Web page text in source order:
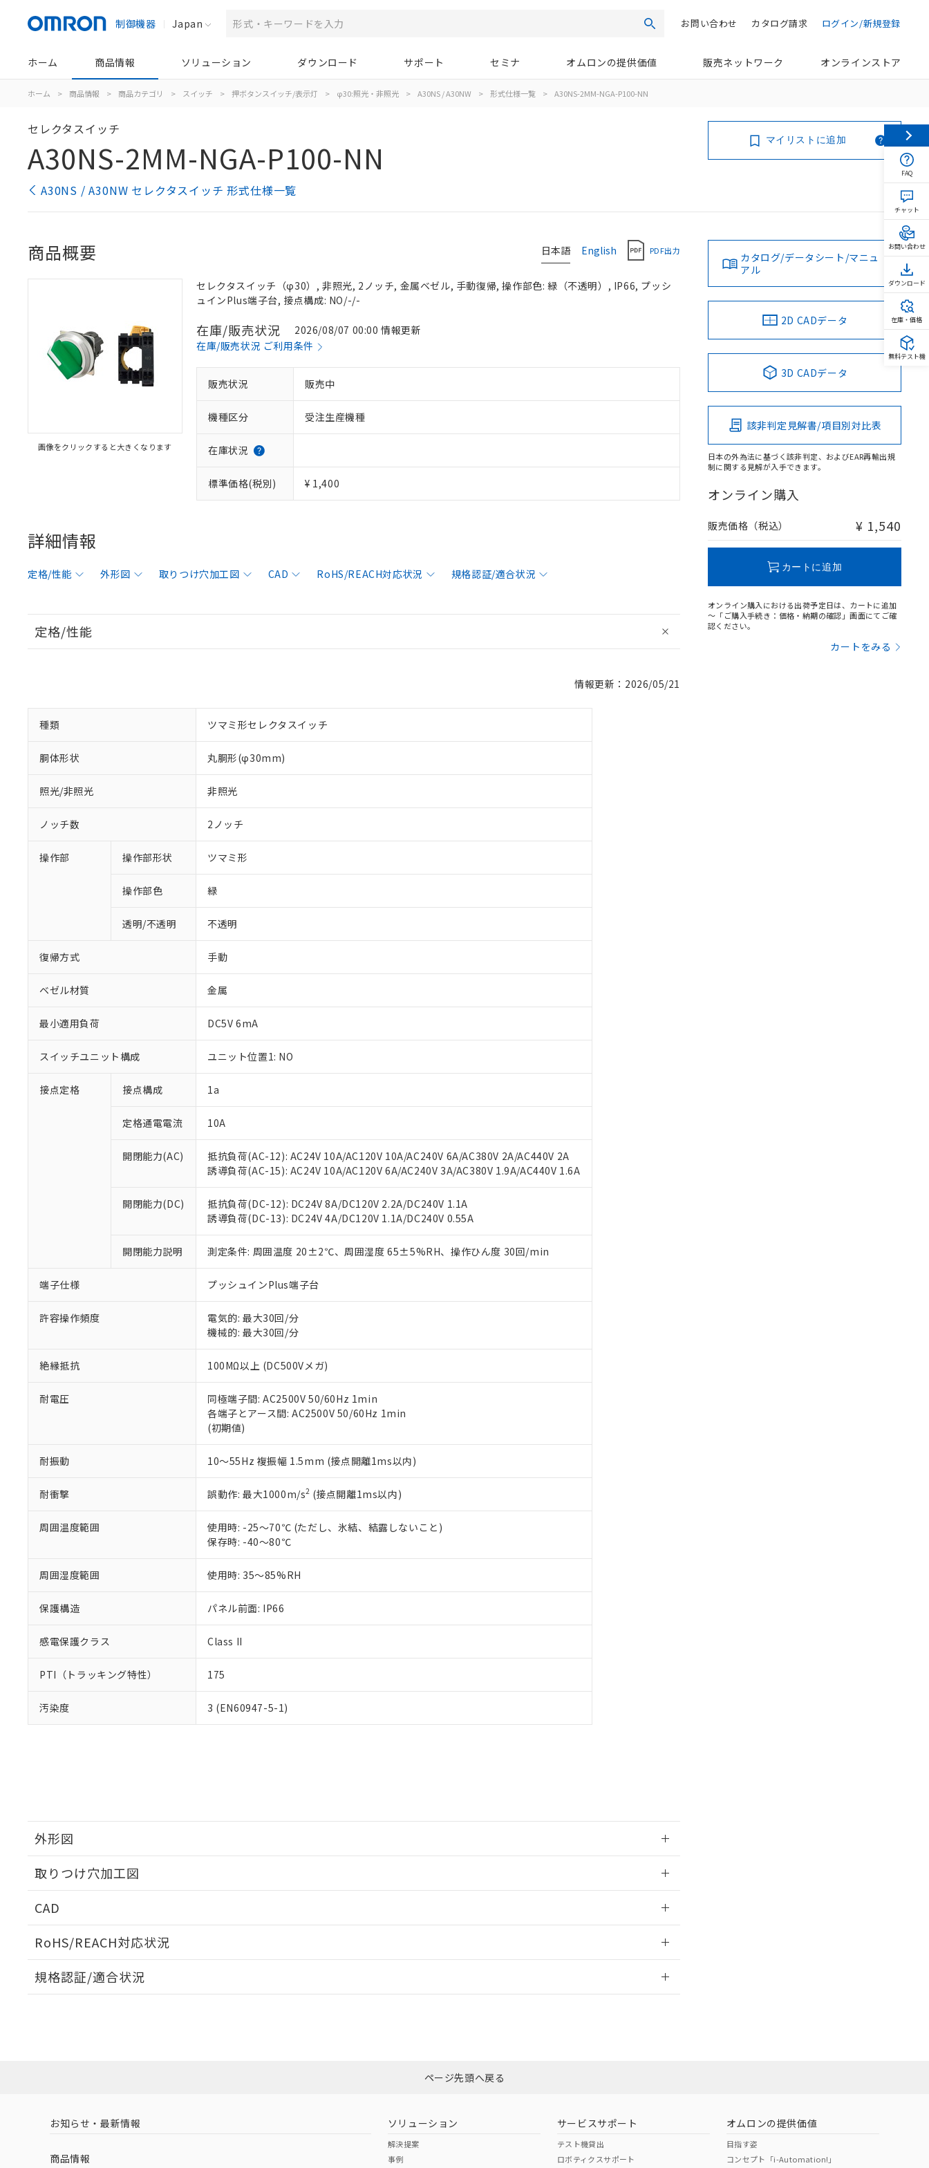
制御機器 Japan 検索 ログイン/新規登録
カタログ請求
お問い合わせ
ホーム 商品情報 ソリューション ダウンロード サポート セミナ オムロンの提供価値 販売ネットワーク オンラインストア
ホーム > 商品情報 > 商品カテゴリ > スイッチ > 押ボタンスイッチ/表示灯 > φ30:照光・非照光 > A30NS / A30NW > 形式仕様一覧 > A30NS-2MM-NGA-P100-NN
セレクタスイッチ
A30NS-2MM-NGA-P100-NN
A30NS / A30NW セレクタスイッチ 形式仕様一覧
マイリストに追加
日本語 English PDF出力
商品概要
画像をクリックすると大きくなります
セレクタスイッチ（φ30）, 非照光, 2ノッチ, 金属ベゼル, 手動復帰, 操作部色: 緑（不透明）, IP66, プッシ
ュインPlus端子台, 接点構成: NO/-/-
在庫/販売状況
2026/08/07 00:00 情報更新
在庫/販売状況 ご利用条件
販売状況 販売中
機種区分 受注生産機種
在庫状況
標準価格(税別) ¥ 1,400
詳細情報
定格/性能 外形図 取りつけ穴加工図 CAD RoHS/REACH対応状況 規格認証/適合状況
定格/性能
情報更新：2026/05/21
種類 ツマミ形セレクタスイッチ
胴体形状 丸胴形(φ30mm)
照光/非照光 非照光
ノッチ数 2ノッチ
操作部 操作部形状 ツマミ形
操作部色 緑
透明/不透明 不透明
復帰方式 手動
ベゼル材質 金属
最小適用負荷 DC5V 6mA
スイッチユニット構成 ユニット位置1: NO
接点定格 接点構成 1a
定格通電電流 10A
開閉能力(AC)
抵抗負荷(AC-12): AC24V 10A/AC120V 10A/AC240V 6A/AC380V 2A/AC440V 2A
誘導負荷(AC-15): AC24V 10A/AC120V 6A/AC240V 3A/AC380V 1.9A/AC440V 1.6A
開閉能力(DC)
抵抗負荷(DC-12): DC24V 8A/DC120V 2.2A/DC240V 1.1A
誘導負荷(DC-13): DC24V 4A/DC120V 1.1A/DC240V 0.55A
開閉能力説明 測定条件: 周囲温度 20±2℃、周囲湿度 65±5%RH、操作ひん度 30回/min
端子仕様 プッシュインPlus端子台
許容操作頻度
電気的: 最大30回/分
機械的: 最大30回/分
絶縁抵抗 100MΩ以上 (DC500Vメガ)
耐電圧
同極端子間: AC2500V 50/60Hz 1min
各端子とアース間: AC2500V 50/60Hz 1min
(初期値)
耐振動 10～55Hz 複振幅 1.5mm (接点開離1ms以内)
耐衝撃 誤動作: 最大1000m/s2 (接点開離1ms以内)
周囲温度範囲
使用時: -25～70℃ (ただし、氷結、結露しないこと)
保存時: -40～80℃
周囲湿度範囲 使用時: 35～85%RH
保護構造 パネル前面: IP66
感電保護クラス Class II
PTI（トラッキング特性） 175
汚染度 3 (EN60947-5-1)
外形図
取りつけ穴加工図
CAD
RoHS/REACH対応状況
EU RoHS 注意事項・凡例
ダウンロードはこちら
中国 RoHS 注意事項・凡例
規格認証/適合状況
カタログ/データシート/マニュ
アル
2D CADデータ
3D CADデータ
該非判定見解書/項目別対比表
日本の外為法に基づく該非判定、およびEAR再輸出規
制に関する見解が入手できます。
オンライン購入
販売価格（税込） ¥ 1,540
カートに追加
オンライン購入における出荷予定日は、カートに追加
～「ご購入手続き：価格・納期の確認」画面にてご確
認ください。
カートをみる
ご利用条件
以下の条件をお読みいただき、同意のうえご利用ください。
本サービスは、当社制御機器事業取扱商品の当社在庫状況および標準価格(税抜)を提供させていただ
くものです。
在庫状況および標準価格照会結果は、記載している更新日時点での社内データに基づき作成されるも
のであり、閲覧された時点での実際の在庫および標準価格とは異なる場合があることをご了承くださ
い。
正式な納期状況および標準価格はお客様のお取引先、またはお客様担当のオムロン制御機器販売店・
当社販売員にご相談ください。
オムロン制御機器販売店や当社販売拠点は「
す。
マイパーツ機能（部品リスト作成サービス）をご利用いただくには、I-Webメンバーズにご登録され
ている必要があります。
が、当社の製品・サービスに関するお客様との取引・商談に必要な範囲で利用することをご了承くだ
さい。
※当社の共同利用者とは、"個人情報の共同利用に関して"
いる法人を指します。
※1 対応状況
対応済み：EU RoHS指令（10物質）の非含有に対応した製品が提供可能な商品です。
対応予定：EU RoHS指令（10物質）の非含有に対応した製品に切り替える予定のある商品です。
非該当品：ライセンス料など無形物で、有害物質有無と関係のない商品です。
仕入先様の事情により、非含有部品としていたものが、含有品と判明した場合などやむを得ず変更すること
があります。
*EU RoHS指令（10物質）：
鉛(Pb) 1000ppm以下、 水銀(Hg) 1000ppm以下、 カドミウム(Cd) 100ppm以下、
六価クロム(Cr(Ⅵ)) 1000ppm以下、ポリ臭化ビフェニル類(PBB) 1000ppm以下、ポリ臭化ジフェニルエーテル類(PBDE) 1000ppm以下、
フタル酸ビス(2-エチルヘキシル) (DEHP)(別名：DOP) 1000ppm以下、フタル酸ブチルベンジル（BBP） 1000ppm以下、フタル酸ジブチ
ル（DBP） 1000ppm以下、フタル酸ジイソブチル (DIBP) 1000ppm以下
但し、RoHS指令で産業用監視および制御機器に対する適用除外項目は除く。
※2 対応予定月
部品在庫の切り替え状況などにより、予定月が前後することがあります。
※3 非含有証明書ダウンロード
下記の非含有証明書をダウンロードすることができます。
EU RoHS指令（10物質）の非含有証明書
51物質の非含有証明書（当社基準）
※本証明書は発行日時点で非含有を証明するもので、過去に遡って非含有を証明するものではありません。
また、RoHS指令のフタル酸エステル類４物質の対応では、対応完了までの期間は出荷製品に未対応品が
既に当社にて対応品への在庫切替を完了していることから、特段のことがない限り、2022年1月12日よ
り割愛しております。
※1 中国RoHS○×表
「×」：最大均質材料含有率が中国RoHSの基準値を超えていることを示します。
「－」：未確認です。当社販売部門へお問い合わせください。
*中国RoHS10物質の基準値 (GB/T26572)：
Pb(鉛) :1000ppm、 Hg(水銀) : 1000ppm、 Cd(カドミウム) : 100ppm、
Cr(Ⅵ)(六価クロム) : 1000ppm、 PBBs(ポリ臭化ビフェニル類) : 1000ppm、 PBDEs(ポリ臭化ジフェニルエーテル類) : 1000ppm、
DBP(フタル酸ジブチル) : 1000ppm、 DIBP(フタル酸ジイソブチル) : 1000ppm、 BBP(フタル酸ブチルベンジル) : 1000ppm、
DEHP(フタル酸ビス(2-エチルヘキシル)) : 1000ppm
※2 環境保護使用期限
「ｅ」：有害物質（10物質）のすべてが基準値以下であることを示します。
「10」：通常の使用状況下において有害物質が外部に漏えいし、環境に深刻な影響を及ぼさない年数を意
「－」：未確認です。当社販売部門へお問い合わせください。
当社は、これら貴社製品のうち、外国為替および外国貿易法に定める商品（以下｢規制貨物等」とい
などの必要な手続きをとります。
当社は規制貨物を破棄する場合は、完全に破砕するなど、違法に輸出されないよう必要な手段を講じ
ます。
置等に一切使用いたしません。
当社は、貴社製品を第三者に販売する場合は、上記1、2および3の内容を当該第三者に通知します。
また当社は、販売先および販売に係わる関係者が違法に輸出するおそれがある場合は、取り引きをい
たしません。
記
号
説明
○ 一定数以上の在庫あり
△ 一定数には満たないが在庫あり
－
在庫なし(最新の在庫状況については、お客様のお取引先、またはお客様担当のオムロン制御
機器販売店・当社販売員にご確認ください)
空
白
受注生産機種、また在庫状況の情報を公開していない機種
ページ先頭へ戻る
お知らせ・最新情報
商品情報
ソリューション
解決提案
事例
サービスサポート
テスト機貸出
ロボティクスサポート
オムロンの提供価値
目指す姿
コンセプト「i-Automation!」
FAQ
チャット
お問い合わせ
ダウンロード
在庫・価格
無料テスト機